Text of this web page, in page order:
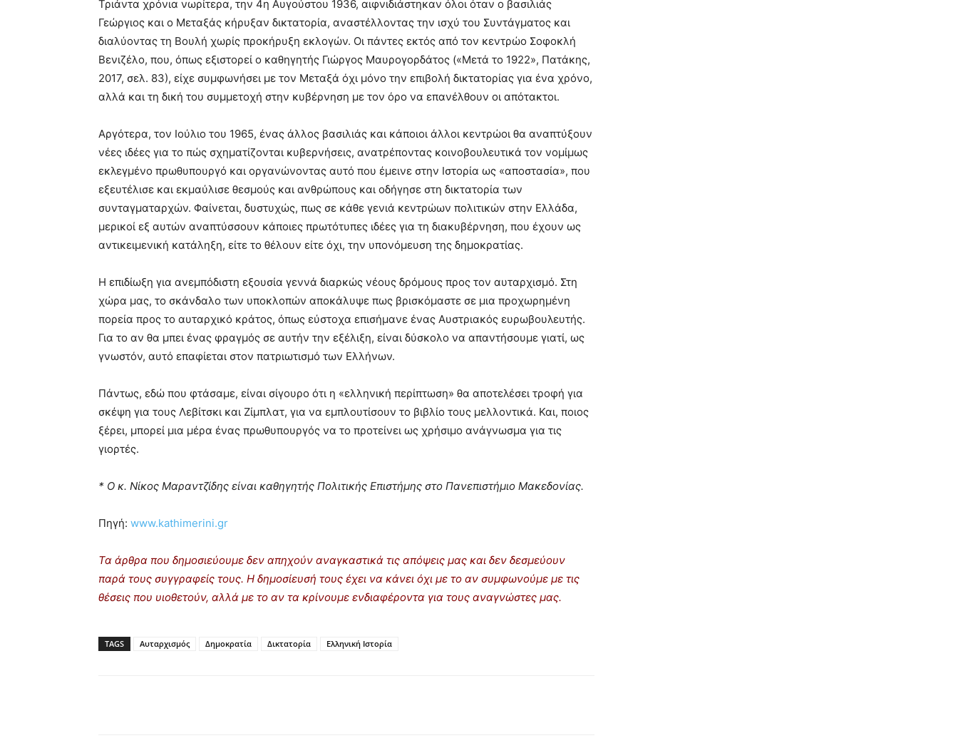
Τριάντα χρόνια νωρίτερα, την 4η Αυγούστου 1936, αιφνιδιάστηκαν όλοι όταν ο βασιλιάς
Γεώργιος και ο Μεταξάς κήρυξαν δικτατορία, αναστέλλοντας την ισχύ του Συντάγματος και
διαλύοντας τη Βουλή χωρίς προκήρυξη εκλογών. Οι πάντες εκτός από τον κεντρώο Σοφοκλή
Βενιζέλο, που, όπως εξιστορεί ο καθηγητής Γιώργος Μαυρογορδάτος («Μετά το 1922», Πατάκης,
2017, σελ. 83), είχε συμφωνήσει με τον Μεταξά όχι μόνο την επιβολή δικτατορίας για ένα χρόνο,
αλλά και τη δική του συμμετοχή στην κυβέρνηση με τον όρο να επανέλθουν οι απότακτοι.
Αργότερα, τον Ιούλιο του 1965, ένας άλλος βασιλιάς και κάποιοι άλλοι κεντρώοι θα αναπτύξουν
νέες ιδέες για το πώς σχηματίζονται κυβερνήσεις, ανατρέποντας κοινοβουλευτικά τον νομίμως
εκλεγμένο πρωθυπουργό και οργανώνοντας αυτό που έμεινε στην Ιστορία ως «αποστασία», που
εξευτέλισε και εκμαύλισε θεσμούς και ανθρώπους και οδήγησε στη δικτατορία των
συνταγματαρχών. Φαίνεται, δυστυχώς, πως σε κάθε γενιά κεντρώων πολιτικών στην Ελλάδα,
μερικοί εξ αυτών αναπτύσσουν κάποιες πρωτότυπες ιδέες για τη διακυβέρνηση, που έχουν ως
αντικειμενική κατάληξη, είτε το θέλουν είτε όχι, την υπονόμευση της δημοκρατίας.
Η επιδίωξη για ανεμπόδιστη εξουσία γεννά διαρκώς νέους δρόμους προς τον αυταρχισμό. Στη
χώρα μας, το σκάνδαλο των υποκλοπών αποκάλυψε πως βρισκόμαστε σε μια προχωρημένη
πορεία προς το αυταρχικό κράτος, όπως εύστοχα επισήμανε ένας Αυστριακός ευρωβουλευτής.
Για το αν θα μπει ένας φραγμός σε αυτήν την εξέλιξη, είναι δύσκολο να απαντήσουμε γιατί, ως
γνωστόν, αυτό επαφίεται στον πατριωτισμό των Ελλήνων.
Πάντως, εδώ που φτάσαμε, είναι σίγουρο ότι η «ελληνική περίπτωση» θα αποτελέσει τροφή για
σκέψη για τους Λεβίτσκι και Ζίμπλατ, για να εμπλουτίσουν το βιβλίο τους μελλοντικά. Και, ποιος
ξέρει, μπορεί μια μέρα ένας πρωθυπουργός να το προτείνει ως χρήσιμο ανάγνωσμα για τις
γιορτές.
* Ο κ. Νίκος Μαραντζίδης είναι καθηγητής Πολιτικής Επιστήμης στο Πανεπιστήμιο Μακεδονίας.
Πηγή: www.kathimerini.gr
Τα άρθρα που δημοσιεύουμε δεν απηχούν αναγκαστικά τις απόψεις μας και δεν δεσμεύουν
παρά τους συγγραφείς τους. Η δημοσίευσή τους έχει να κάνει όχι με το αν συμφωνούμε με τις
θέσεις που υιοθετούν, αλλά με το αν τα κρίνουμε ενδιαφέροντα για τους αναγνώστες μας.
TAGS Αυταρχισμός Δημοκρατία Δικτατορία Ελληνική Ιστορία